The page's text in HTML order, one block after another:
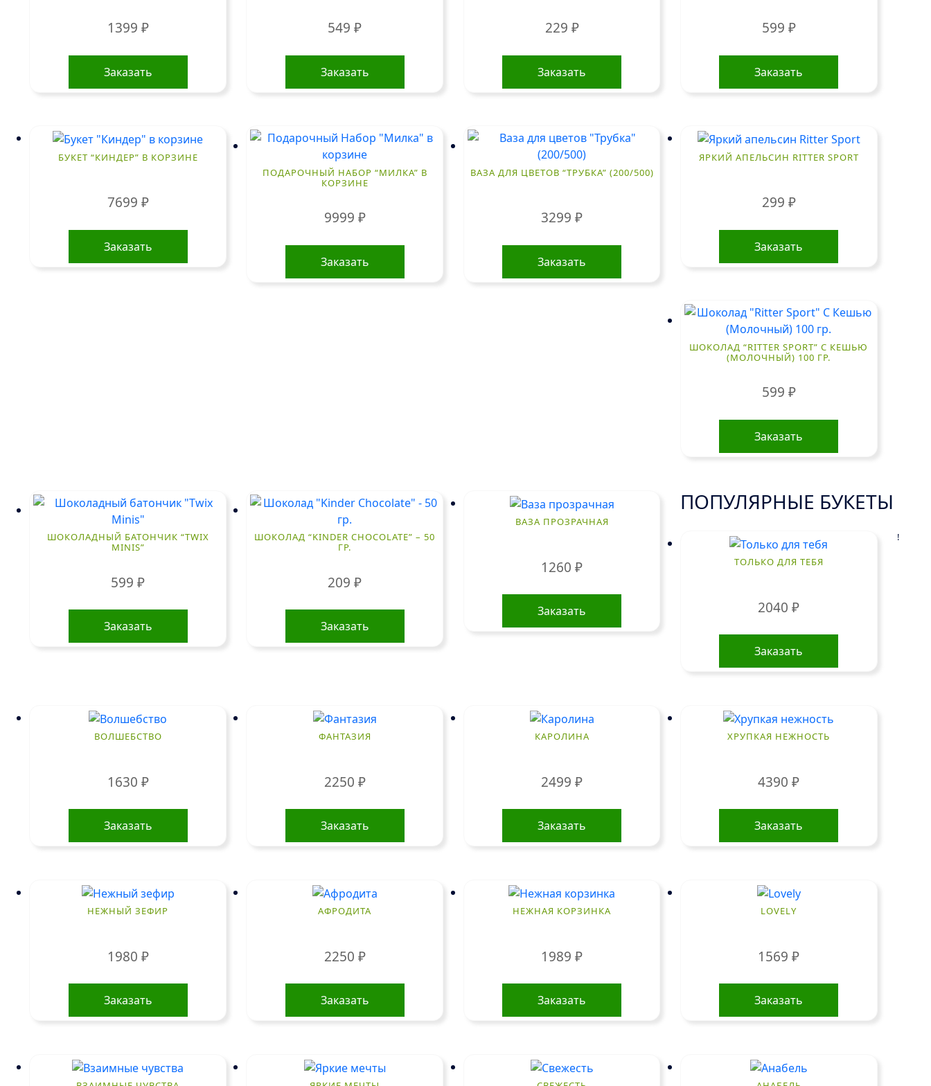
1399 ₽
Заказать
549₽
Заказать
229 ₽
Заказать
599 ₽
Заказать
БУКЕТ “КИНДЕР” В КОРЗИНЕ
7699 ₽
Заказать
ПОДАРОЧНЫЙ НАБОР “МИЛКА” В
КОРЗИНЕ
9999 ₽
Заказать
ВАЗА ДЛЯ ЦВЕТОВ “ТРУБКА” (200/500)
3299 ₽
Заказать
ЯРКИЙ АПЕЛЬСИН RITTER SPORT
299 ₽
Заказать
ШОКОЛАД “RITTER SPORT” С КЕШЬЮ
(МОЛОЧНЫЙ) 100 ГР.
599 ₽
Заказать
ШОКОЛАДНЫЙ БАТОНЧИК “TWIX
MINIS”
599₽
Заказать
ШОКОЛАД “KINDER CHOCOLATE” – 50
ГР.
209₽
Заказать
ВАЗА ПРОЗРАЧНАЯ
1260 ₽
Заказать
ПОПУЛЯРНЫЕ БУКЕТЫ
ТОЛЬКО ДЛЯ ТЕБЯ
2040₽
Заказать
ВОЛШЕБСТВО
1630 ₽
Заказать
ФАНТАЗИЯ
2250 ₽
Заказать
КАРОЛИНА
2499 ₽
Заказать
ХРУПКАЯ НЕЖНОСТЬ
4390₽
Заказать
НЕЖНЫЙ ЗЕФИР
1980 ₽
Заказать
АФРОДИТА
2250 ₽
Заказать
НЕЖНАЯ КОРЗИНКА
1989 ₽
Заказать
LOVELY
1569₽
Заказать
!